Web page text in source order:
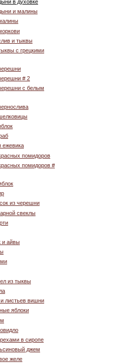
в духовке
и малины
и тыквы
с грецкими
# 2
с белым
ежевика
помидоров
помидоров #
из черешни
свеклы
и айвы
из тыквы
листьев вишни
яблоки
в сиропе
джем
желе